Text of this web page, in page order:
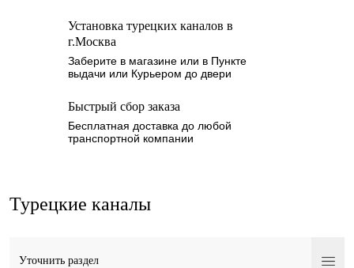
Установка турецких каналов в
г.Москва
Заберите в магазине или в Пункте
выдачи или Курьером до двери
Быстрый сбор заказа
Бесплатная доставка до любой
транспортной компании
Турецкие каналы
Уточнить раздел